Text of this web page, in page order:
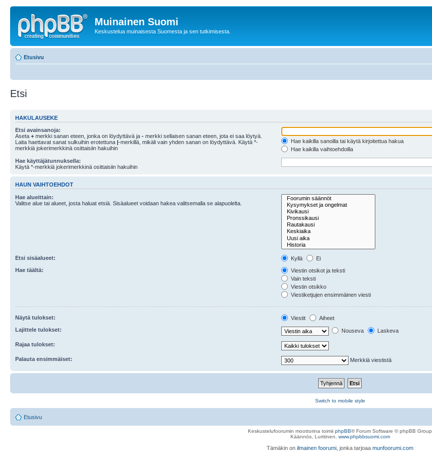
Muinainen Suomi
Keskustelua muinaisesta Suomesta ja sen tutkimisesta.
Etusivu
Etsi
HAKULAUSEKE
Etsi avainsanoja:
Aseta + merkki sanan eteen, jonka on löydyttävä ja - merkki sellaisen sanan eteen, jota ei saa löytyä.
Laita haettavat sanat sulkuihin erotettuna |-merkillä, mikäli vain yhden sanan on löydyttävä. Käytä *-
merkkiä jokerimerkkinä osittaisiin hakuihin
Hae kaikilla sanoilla tai käytä kirjoitettua hakua
Hae kaikilla vaihtoehdoilla
Hae käyttäjätunnuksella:
Käytä *-merkkiä jokerimerkkinä osittaisiin hakuihin
HAUN VAIHTOEHDOT
Hae alueittain:
Valitse alue tai alueet, josta haluat etsiä. Sisäalueet voidaan hakea valitsemalla se alapuolelta.
Etsi sisäalueet: Kyllä
Ei
Hae täältä:
Viestin otsikot ja teksti
Vain teksti
Viestin otsikko
Viestiketjujen ensimmäinen viesti
Näytä tulokset: Viestit
Aiheet
Lajittele tulokset:
Nouseva Laskeva
Rajaa tulokset:
Palauta ensimmäiset: Merkkiä viestistä
Switch to mobile style
Etusivu
Keskustelufoorumin moottorina toimii phpBB® Forum Software © phpBB Group
Käännös, Lurttinen, www.phpbbsuomi.com
Tämäkin on ilmainen foorumi , jonka tarjoaa munfoorumi.com